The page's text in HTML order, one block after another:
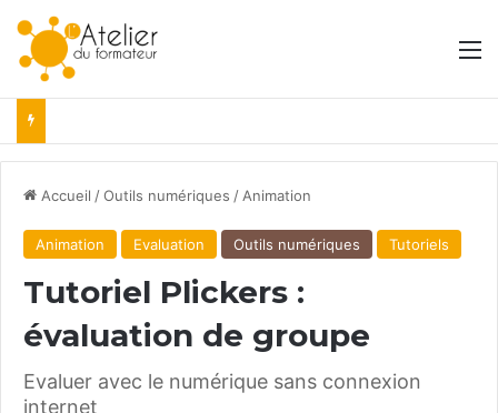
Accueil /Outils numériques / Animation
Animation Evaluation Outils numériques Tutoriels
Tutoriel Plickers :
évaluation de groupe
Evaluer avec le numérique sans connexion
internet